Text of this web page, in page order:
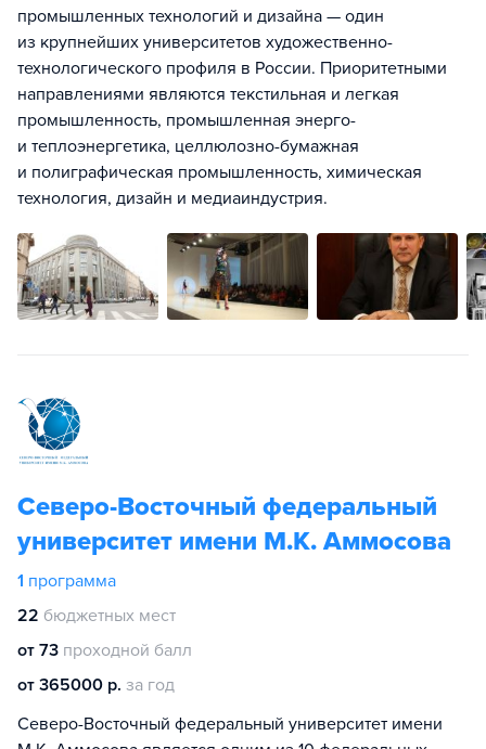
промышленных технологий и дизайна — один
из крупнейших университетов художественно-
технологического профиля в России. Приоритетными
направлениями являются текстильная и легкая
промышленность, промышленная энерго-
и теплоэнергетика, целлюлозно-бумажная
и полиграфическая промышленность, химическая
технология, дизайн и медиаиндустрия.
Северо-Восточный федеральный
университет имени М.К. Аммосова
1 программа
22 бюджетных мест
от 73 проходной балл
от 365000 р. за год
Северо-Восточный федеральный университет имени